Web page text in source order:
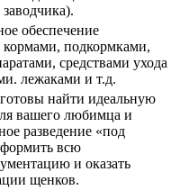
обеспечение
подкормками,
средствами ухода
лежаками и т.д.
найти идеальную
вашего любимца и
разведение «под
всю
и оказать
щенков.